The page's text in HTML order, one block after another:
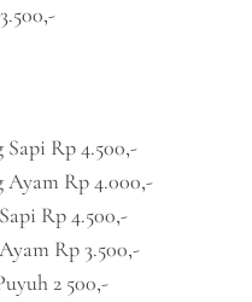
Rp 4.500,-
Ayam Rp 4.000,-
Rp 4.500,-
Rp 3.500,-
2 500,-